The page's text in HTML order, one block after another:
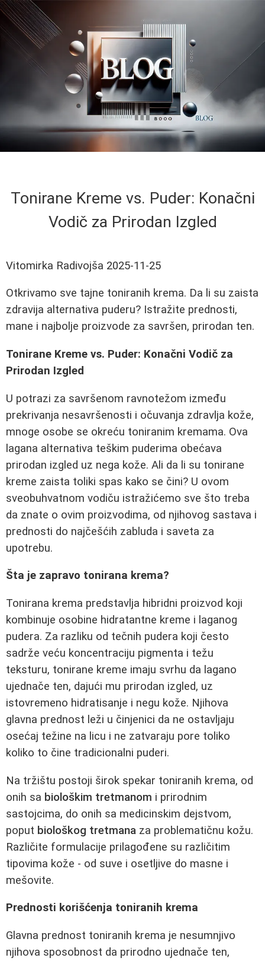
Tonirane Kreme vs. Puder: Konačni
Vodič za Prirodan Izgled
Vitomirka Radivojša 2025-11-25
Otkrivamo sve tajne toniranih krema. Da li su zaista
zdravija alternativa puderu? Istražite prednosti,
mane i najbolje proizvode za savršen, prirodan ten.
Tonirane Kreme vs. Puder: Konačni Vodič za
Prirodan Izgled
U potrazi za savršenom ravnotežom između
prekrivanja nesavršenosti i očuvanja zdravlja kože,
mnoge osobe se okreću toniranim kremama. Ova
lagana alternativa teškim puderima obećava
prirodan izgled uz nega kože. Ali da li su tonirane
kreme zaista toliki spas kako se čini? U ovom
sveobuhvatnom vodiču istražićemo sve što treba
da znate o ovim proizvodima, od njihovog sastava i
prednosti do najčešćih zabluda i saveta za
upotrebu.
Šta je zapravo tonirana krema?
Tonirana krema predstavlja hibridni proizvod koji
kombinuje osobine hidratantne kreme i laganog
pudera. Za razliku od tečnih pudera koji često
sadrže veću koncentraciju pigmenta i težu
teksturu, tonirane kreme imaju svrhu da lagano
ujednače ten, dajući mu prirodan izgled, uz
istovremeno hidratisanje i negu kože. Njihova
glavna prednost leži u činjenici da ne ostavljaju
osećaj težine na licu i ne zatvaraju pore toliko
koliko to čine tradicionalni puderi.
Na tržištu postoji širok spekar toniranih krema, od
onih sa biološkim tretmanom i prirodnim
sastojcima, do onih sa medicinskim dejstvom,
poput biološkog tretmana za problematičnu kožu.
Različite formulacije prilagođene su različitim
tipovima kože - od suve i osetljive do masne i
mešovite.
Prednosti korišćenja toniranih krema
Glavna prednost toniranih krema je nesumnjivo
njihova sposobnost da prirodno ujednače ten,